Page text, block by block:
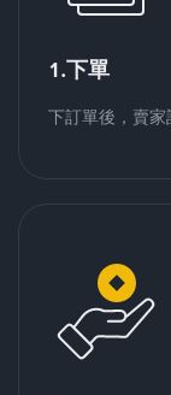
1.下單
下訂單後，賣家